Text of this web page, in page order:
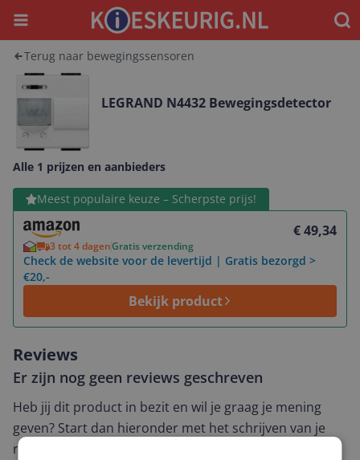
Menu
Terug naar bewegingssensoren
LEGRAND N4432 Bewegingsdetector
Alle 1 prijzen en aanbieders
Meest populaire keuze – Scherpste prijs!
€ 49,34
3 tot 4 dagenGratis verzending
Check de website voor de levertijd | Gratis bezorgd >
€20,-
Bekijk product
Bekijk product
Reviews
Er zijn nog geen reviews geschreven
Heb jij dit product in bezit en wil je graag je mening
geven? Start dan hieronder met het schrijven van je
review. Afhankelijk van de details duurt het schrijven